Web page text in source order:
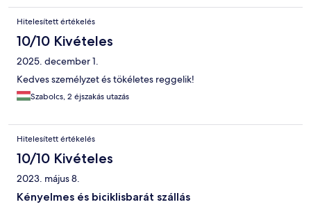
Hitelesített értékelés
10/10 Kivételes
2025. december 1.
Kedves személyzet és tökéletes reggelik!
Szabolcs, 2 éjszakás utazás
Hitelesített értékelés
10/10 Kivételes
2023. május 8.
Kényelmes és biciklisbarát szállás